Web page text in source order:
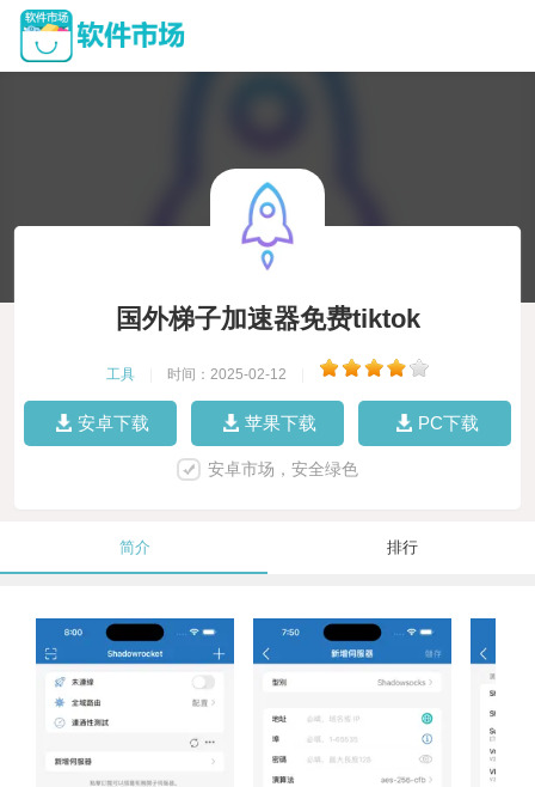
国外梯子加速器免费tiktok
工具 时间：2025-02-12
安卓下载 苹果下载 PC下载
安卓市场，安全绿色
简介 排行